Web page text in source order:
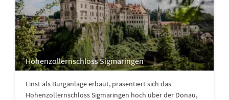
Hohenzollernschloss Sigmaringen
Einst als Burganlage erbaut, präsentiert sich das
Hohenzollernschloss Sigmaringen hoch über der Donau,